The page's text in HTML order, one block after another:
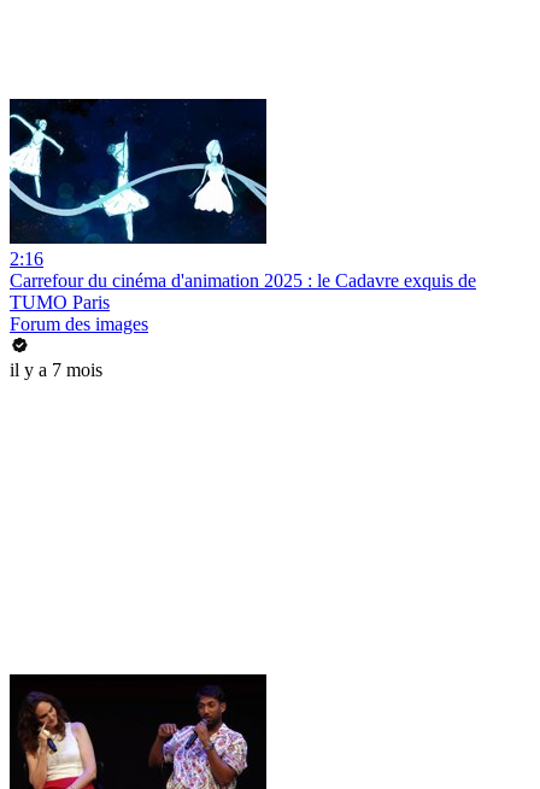
2:16
Carrefour du cinéma d'animation 2025 : le Cadavre exquis de
TUMO Paris
Forum des images
il y a 7 mois